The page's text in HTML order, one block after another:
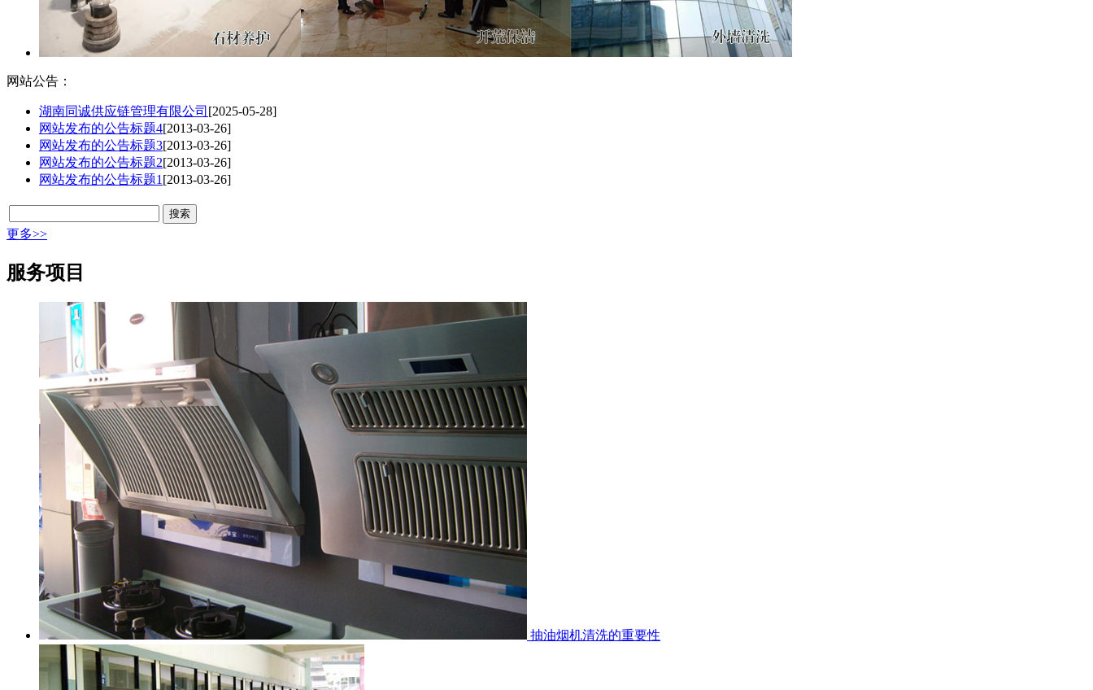
网站公告：
湖南同诚供应链管理有限公司 [2025-05-28]
网站发布的公告标题4[2013-03-26]
网站发布的公告标题3[2013-03-26]
网站发布的公告标题2[2013-03-26]
网站发布的公告标题1 [2013-03-26]
更多>>
服务项目
抽油烟机清洗的重要性